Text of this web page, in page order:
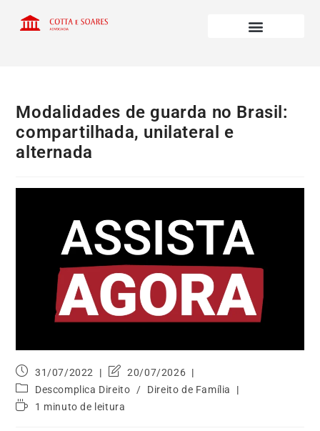
Modalidades de guarda no Brasil:
compartilhada, unilateral e
alternada
31/07/2022
20/07/2026
Descomplica Direito
/
Direito de Família
1 minuto de leitura